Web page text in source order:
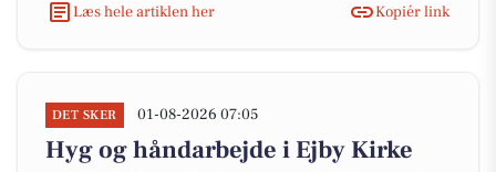
Læs hele artiklen her
Kopiér link
DET SKER 01-08-2026 07:05
Hyg og håndarbejde i Ejby Kirke